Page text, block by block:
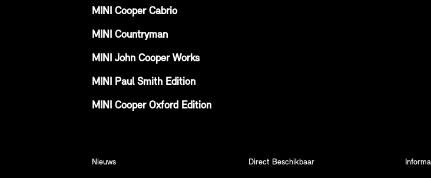
MINI Cooper Cabrio
MINI Countryman
MINI John Cooper Works
MINI Paul Smith Edition
MINI Cooper Oxford Edition
Nieuws Direct Beschikbaar